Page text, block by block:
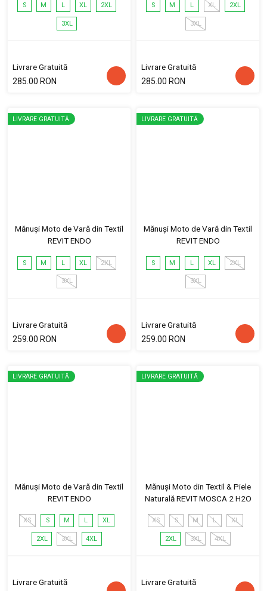
S M L XL 2XL
3XL
Livrare Gratuită
285.00 RON
S M L XL 2XL
3XL
Livrare Gratuită
285.00 RON
LIVRARE GRATUITĂ
Mănuși Moto de Vară din Textil
REVIT ENDO
S M L XL 2XL
3XL
Livrare Gratuită
259.00 RON
LIVRARE GRATUITĂ
Mănuși Moto de Vară din Textil
REVIT ENDO
S M L XL 2XL
3XL
Livrare Gratuită
259.00 RON
LIVRARE GRATUITĂ
Mănuși Moto de Vară din Textil
REVIT ENDO
XS S M L XL
2XL 3XL 4XL
Livrare Gratuită
LIVRARE GRATUITĂ
Mănuși Moto din Textil & Piele
Naturală REVIT MOSCA 2 H2O
XS S M L XL
2XL 3XL 4XL
Livrare Gratuită